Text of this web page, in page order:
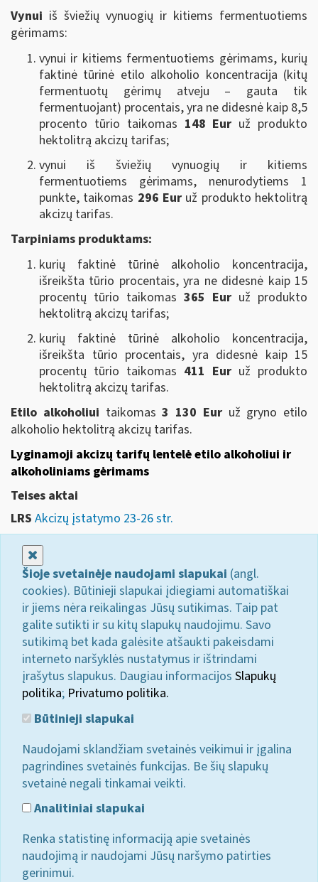
Vynui iš šviežių vynuogių ir kitiems fermentuotiems
gėrimams:
vynui ir kitiems fermentuotiems gėrimams, kurių
faktinė tūrinė etilo alkoholio koncentracija (kitų
fermentuotų gėrimų atveju – gauta tik
fermentuojant) procentais, yra ne didesnė kaip 8,5
procento tūrio taikomas 148 Eur už produkto
hektolitrą akcizų tarifas;
vynui iš šviežių vynuogių ir kitiems
fermentuotiems gėrimams, nenurodytiems 1
punkte, taikomas 296 Eur už produkto hektolitrą
akcizų tarifas.
Tarpiniams produktams:
kurių faktinė tūrinė alkoholio koncentracija,
išreikšta tūrio procentais, yra ne didesnė kaip 15
procentų tūrio taikomas 365 Eur už produkto
hektolitrą akcizų tarifas;
kurių faktinė tūrinė alkoholio koncentracija,
išreikšta tūrio procentais, yra didesnė kaip 15
procentų tūrio taikomas 411 Eur už produkto
hektolitrą akcizų tarifas.
Etilo alkoholiui taikomas3 130 Euruž gryno etilo
alkoholio hektolitrą akcizų tarifas.
Lyginamoji akcizų tarifų lentelė etilo alkoholiui ir
alkoholiniams gėrimams
Teises aktai
LRS Akcizų įstatymo 23-26 str.
Šioje svetainėje naudojami slapukai (angl.
cookies). Būtinieji slapukai įdiegiami automatiškai
ir jiems nėra reikalingas Jūsų sutikimas. Taip pat
galite sutikti ir su kitų slapukų naudojimu. Savo
sutikimą bet kada galėsite atšaukti pakeisdami
interneto naršyklės nustatymus ir ištrindami
įrašytus slapukus. Daugiau informacijos Slapukų
politika; Privatumo politika.
Būtinieji slapukai
Naudojami sklandžiam svetainės veikimui ir įgalina
pagrindines svetainės funkcijas. Be šių slapukų
svetainė negali tinkamai veikti.
Analitiniai slapukai
Renka statistinę informaciją apie svetainės
naudojimą ir naudojami Jūsų naršymo patirties
gerinimui.